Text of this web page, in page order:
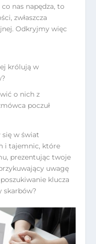
nas napędza, to
zwłaszcza
Odkryjmy więc
królują w
o nich z
poczuł
w świat
i tajemnic, które
prezentując twoje
uwagę
klucza
skarbów?